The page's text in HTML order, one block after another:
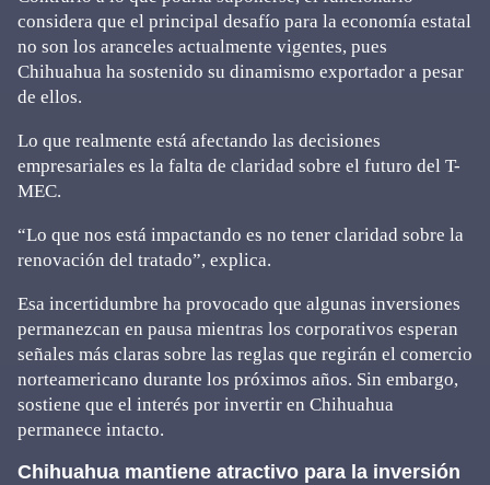
considera que el principal desafío para la economía estatal
no son los aranceles actualmente vigentes, pues
Chihuahua ha sostenido su dinamismo exportador a pesar
de ellos.
Lo que realmente está afectando las decisiones
empresariales es la falta de claridad sobre el futuro del T-
MEC.
“Lo que nos está impactando es no tener claridad sobre la
renovación del tratado”, explica.
Esa incertidumbre ha provocado que algunas inversiones
permanezcan en pausa mientras los corporativos esperan
señales más claras sobre las reglas que regirán el comercio
norteamericano durante los próximos años. Sin embargo,
sostiene que el interés por invertir en Chihuahua
permanece intacto.
Chihuahua mantiene atractivo para la inversión